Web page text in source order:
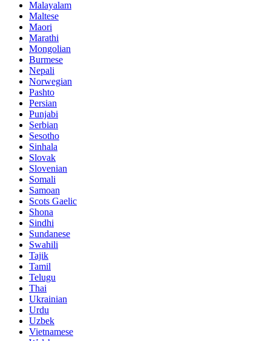
Malayalam
Maltese
Maori
Marathi
Mongolian
Burmese
Nepali
Norwegian
Pashto
Persian
Punjabi
Serbian
Sesotho
Sinhala
Slovak
Slovenian
Somali
Samoan
Scots Gaelic
Shona
Sindhi
Sundanese
Swahili
Tajik
Tamil
Telugu
Thai
Ukrainian
Urdu
Uzbek
Vietnamese